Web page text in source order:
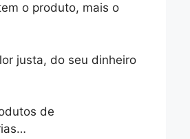
o produto, mais o
justa, do seu dinheiro
de